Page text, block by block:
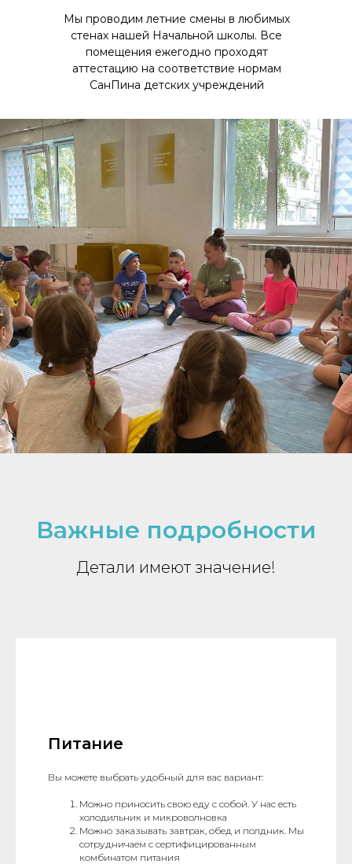
Мы проводим летние смены в любимых
стенах нашей Начальной школы. Все
помещения ежегодно проходят
аттестацию на соответствие нормам
СанПина детских учреждений
Важные подробности
Детали имеют значение!
Питание
Вы можете выбрать удобный для вас вариант:
Можно приносить свою еду с собой. У нас есть
холодильник и микроволновка
Можно заказывать завтрак, обед и полдник. Мы
сотрудничаем с сертифицированным
комбинатом питания